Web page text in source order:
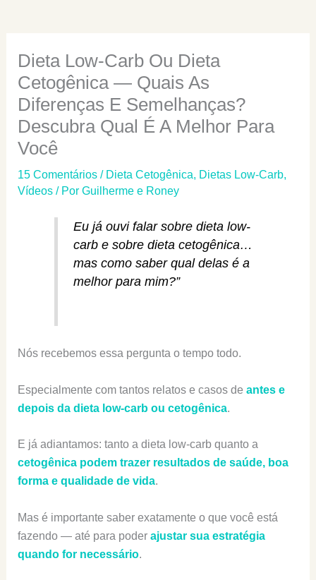
Dieta Low-Carb Ou Dieta
Cetogênica — Quais As
Diferenças E Semelhanças?
Descubra Qual É A Melhor Para
Você
15 Comentários / Dieta Cetogênica, Dietas Low-Carb,
Vídeos/ Por Guilherme e Roney
Eu já ouvi falar sobre dieta low-
carb e sobre dieta cetogênica…
mas como saber qual delas é a
melhor para mim?”
Nós recebemos essa pergunta o tempo todo.
Especialmente com tantos relatos e casos de antes e
depois da dieta low-carb ou cetogênica.
E já adiantamos: tanto a dieta low-carb quanto a
cetogênica podem trazer resultados de saúde, boa
forma e qualidade de vida.
Mas é importante saber exatamente o que você está
fazendo — até para poder ajustar sua estratégia
quando for necessário.